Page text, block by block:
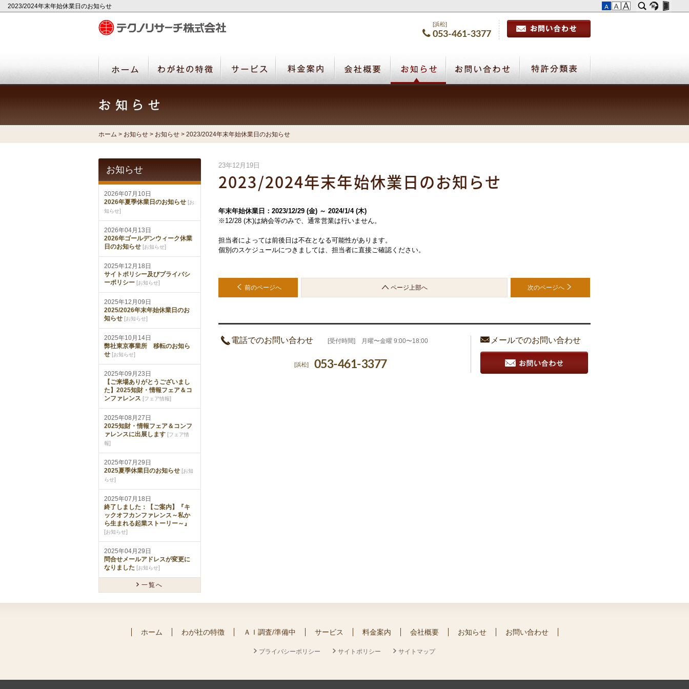
2023/2024年末年始休業日のお知らせ
[浜松]
053-461-3377
ホーム > お知らせ > お知らせ > 2023/2024年末年始休業日のお知らせ
23年12月19日
2023/2024年末年始休業日のお知らせ
年末年始休業日：2023/12/29 (金) ～ 2024/1/4 (木)
※12/28 (木)は納会等のみで、通常営業は行いません。
担当者によっては前後日は不在となる可能性があります。
個別のスケジュールにつきましては、担当者に直接ご確認ください。
前のページへ ページ上部へ 次のページへ
電話でのお問い合わせ [受付時間] 月曜〜金曜 9:00〜18:00
[浜松] 053-461-3377
メールでのお問い合わせ
お知らせ
2026年07月10日
2026年夏季休業日のお知らせ [お
知らせ]
2026年04月13日
2026年ゴールデンウィーク休業
日のお知らせ [お知らせ]
2025年12月18日
サイトポリシー及びプライバシ
ーポリシー [お知らせ]
2025年12月09日
2025/2026年末年始休業日のお
知らせ [お知らせ]
2025年10月14日
弊社東京事業所 移転のお知ら
せ [お知らせ]
2025年09月23日
【ご来場ありがとうございまし
た】2025知財・情報フェア＆コ
ンファレンス [フェア情報]
2025年08月27日
2025知財・情報フェア＆コンフ
ァレンスに出展します [フェア情
報]
2025年07月29日
2025夏季休業日のお知らせ [お知
らせ]
2025年07月18日
終了しました：【ご案内】『キ
ックオフカンファレンス～私か
ら生まれる起業ストーリー～』
[お知らせ]
2025年04月29日
問合せメールアドレスが変更に
なりました [お知らせ]
一覧へ
ホーム わが社の特徴 ＡＩ調査/準備中 サービス 料金案内 会社概要 お知らせ お問い合わせ
プライバシーポリシー サイトポリシー サイトマップ